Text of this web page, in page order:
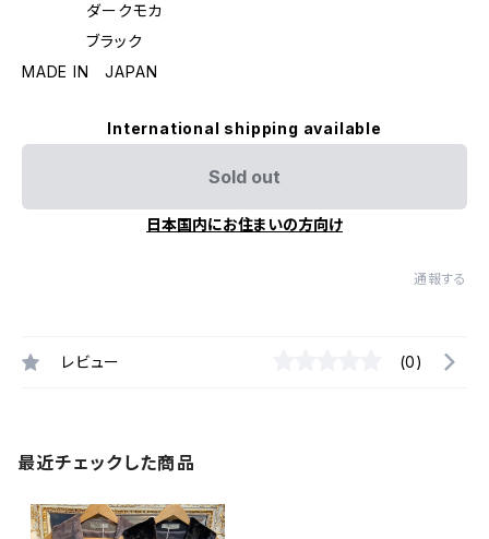
ダークモカ
ブラック
MADE IN JAPAN
International shipping available
Sold out
日本国内にお住まいの方向け
通報する
レビュー (0)
最近チェックした商品